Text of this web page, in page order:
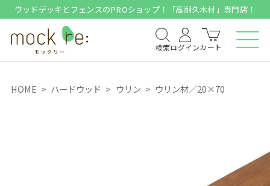
ウッドデッキとフェンスのPROショップ！「高耐久木材」専門店！
検索ログインカート
HOME ハードウッド ウリン ウリン材／20×70